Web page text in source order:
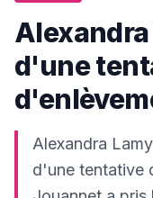
d'une
Alexandra
d'une tentative